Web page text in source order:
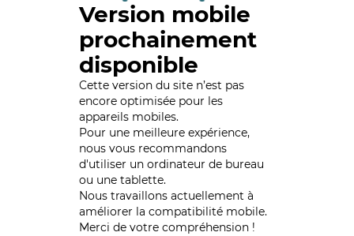
Version mobile
prochainement
disponible
Cette version du site n’est pas
encore optimisée pour les
appareils mobiles.
Pour une meilleure expérience,
nous vous recommandons
d'utiliser un ordinateur de bureau
ou une tablette.
Nous travaillons actuellement à
améliorer la compatibilité mobile.
Merci de votre compréhension !